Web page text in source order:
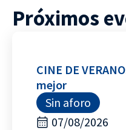
Próximos
CINE DE
mejor
Sin aforo
07/08/2026